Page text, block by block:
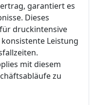
garantiert es
Dieses
druckintensive
Leistung
mit diesem
zu